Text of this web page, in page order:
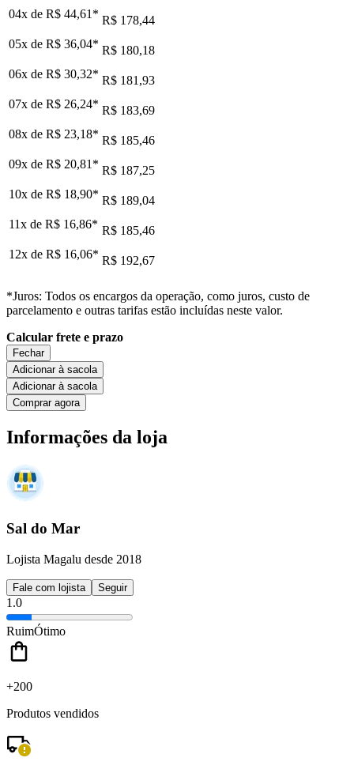
04x de R$ 44,61* R$ 178,44
05x de R$ 36,04* R$ 180,18
06x de R$ 30,32* R$ 181,93
07x de R$ 26,24* R$ 183,69
08x de R$ 23,18* R$ 185,46
09x de R$ 20,81* R$ 187,25
10x de R$ 18,90* R$ 189,04
11x de R$ 16,86* R$ 185,46
12x de R$ 16,06* R$ 192,67
*Juros: Todos os encargos da operação, como juros, custo de
parcelamento e outras tarifas estão incluídas neste valor.
Calcular frete e prazo
Fechar
Adicionar à sacola
Adicionar à sacola
Comprar agora
Informações da loja
Sal do Mar
Lojista Magalu desde 2018
Fale com lojista Seguir
1.0
RuimÓtimo
+200
Produtos vendidos